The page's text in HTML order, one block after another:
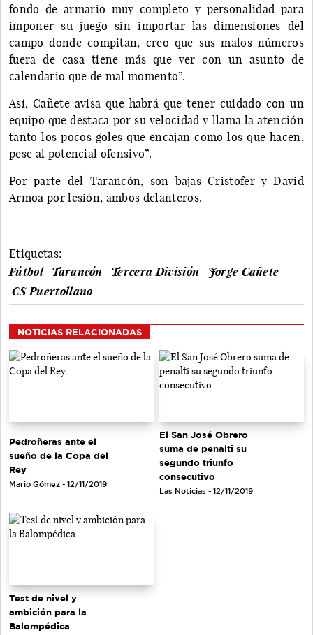
fondo de armario muy completo y personalidad para
imponer su juego sin importar las dimensiones del
campo donde compitan, creo que sus malos números
fuera de casa tiene más que ver con un asunto de
calendario que de mal momento”.
Así, Cañete avisa que habrá que tener cuidado con un
equipo que destaca por su velocidad y llama la atención
tanto los pocos goles que encajan como los que hacen,
pese al potencial ofensivo”.
Por parte del Tarancón, son bajas Cristofer y David
Armoa por lesión, ambos delanteros.
Etiquetas:
Fútbol
Tarancón Tercera División
Jorge Cañete
CS Puertollano
NOTICIAS RELACIONADAS
Pedroñeras ante el
sueño de la Copa del
Rey
Mario Gómez - 12/11/2019
El San José Obrero
suma de penalti su
segundo triunfo
consecutivo
Las Noticias - 12/11/2019
Test de nivel y
ambición para la
Balompédica